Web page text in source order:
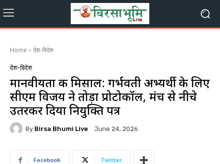
Home देश-विदेश
देश-विदेश
मानवीयता की मिसाल: गर्भवती अभ्यर्थी के लिए
सीएम विजय ने तोड़ा प्रोटोकॉल, मंच से नीचे
उतरकर दिया नियुक्ति पत्र
By Birsa Bhumi Live June 24, 2026
Facebook Twitter